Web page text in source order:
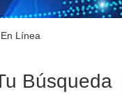
Línea
Búsqueda